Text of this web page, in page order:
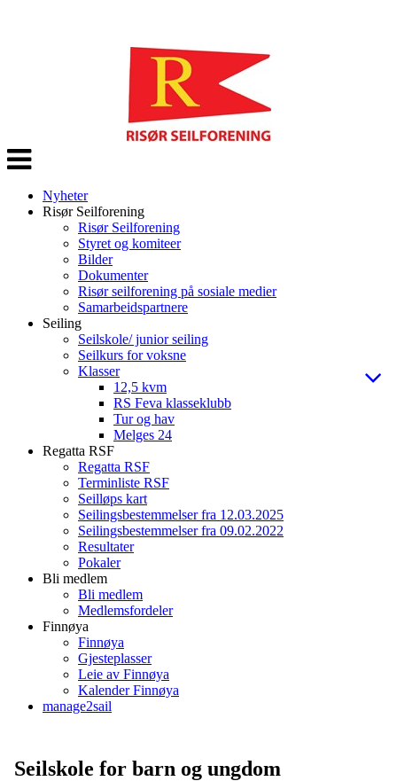
Veksle
navigasjon
Nyheter
Risør Seilforening
Risør Seilforening
Styret og komiteer
Bilder
Dokumenter
Risør seilforening på sosiale medier
Samarbeidspartnere
Seiling
Seilskole/ junior seiling
Seilkurs for voksne
Klasser
12,5 kvm
RS Feva klasseklubb
Tur og hav
Melges 24
Regatta RSF
Regatta RSF
Terminliste RSF
Seilløps kart
Seilingsbestemmelser fra 12.03.2025
Seilingsbestemmelser fra 09.02.2022
Resultater
Pokaler
Bli medlem
Bli medlem
Medlemsfordeler
Finnøya
Finnøya
Gjesteplasser
Leie av Finnøya
Kalender Finnøya
manage2sail
Seilskole for barn og ungdom